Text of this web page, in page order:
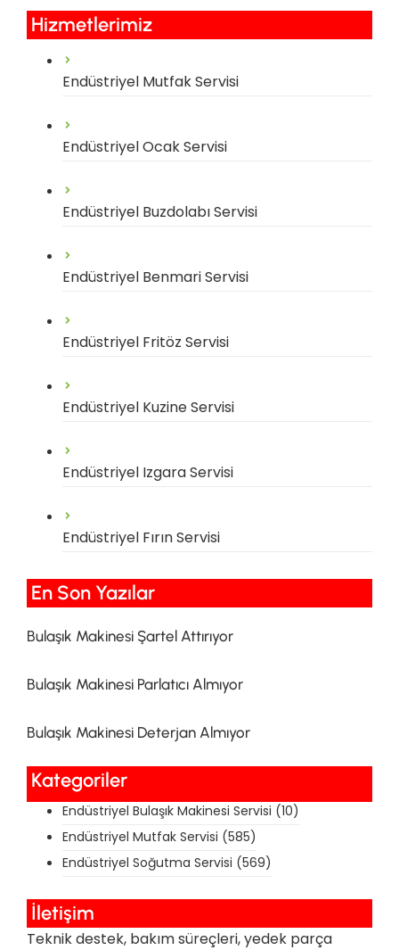
Hizmetlerimiz​
Endüstriyel Mutfak Servisi
Endüstriyel Ocak Servisi
Endüstriyel Buzdolabı Servisi
Endüstriyel Benmari Servisi
Endüstriyel Fritöz Servisi
Endüstriyel Kuzine Servisi
Endüstriyel Izgara Servisi
Endüstriyel Fırın Servisi
En Son Yazılar​
Bulaşık Makinesi Şartel Attırıyor
Bulaşık Makinesi Parlatıcı Almıyor
Bulaşık Makinesi Deterjan Almıyor
Kategoriler
Endüstriyel Bulaşık Makinesi Servisi (10)
Endüstriyel Mutfak Servisi (585)
Endüstriyel Soğutma Servisi (569)
İletişim
Teknik destek, bakım süreçleri, yedek parça